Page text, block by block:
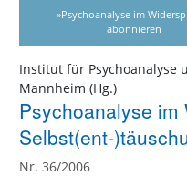
»Psychoanalyse im
abonnieren
Institut für Psychoanalyse
Mannheim (Hg.)
Psychoanalyse im
Selbst(ent-
Nr. 36/2006